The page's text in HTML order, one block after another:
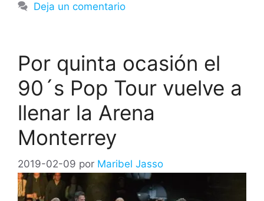
Deja un comentario
Por quinta ocasión el
90´s Pop Tour vuelve a
llenar la Arena
Monterrey
2019-02-09 por Maribel Jasso